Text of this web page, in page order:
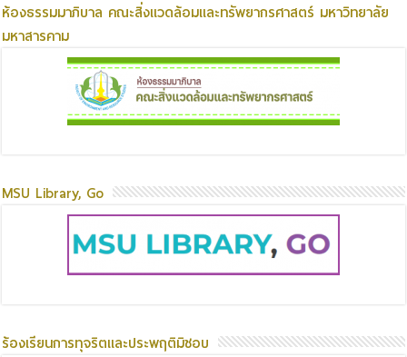
ห้องธรรมมาภิบาล คณะสิ่งแวดล้อมและทรัพยากรศาสตร์ มหาวิทยาลัย
มหาสารคาม
MSU Library, Go
ร้องเรียนการทุจริตและประพฤติมิชอบ